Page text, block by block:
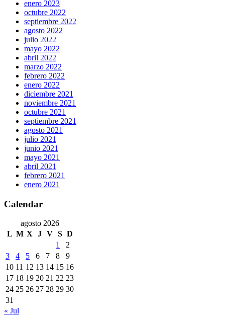
enero 2023
octubre 2022
septiembre 2022
agosto 2022
julio 2022
mayo 2022
abril 2022
marzo 2022
febrero 2022
enero 2022
diciembre 2021
noviembre 2021
octubre 2021
septiembre 2021
agosto 2021
julio 2021
junio 2021
mayo 2021
abril 2021
febrero 2021
enero 2021
Calendar
agosto 2026
L M X J V S D
1
2
3
4 5 6 7 8
9
10 11 12 13 14 15 16
17 18 19 20 21 22 23
24 25 26 27 28 29 30
31
« Jul